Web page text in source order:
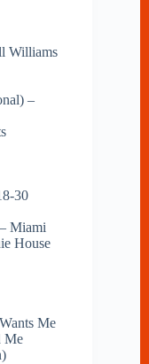
Williams
–
30
Miami
House
Me
Me